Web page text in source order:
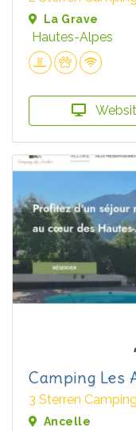
La Grave
Hautes-Alpes
Camping Les
3 Sterren Camping
Ancelle